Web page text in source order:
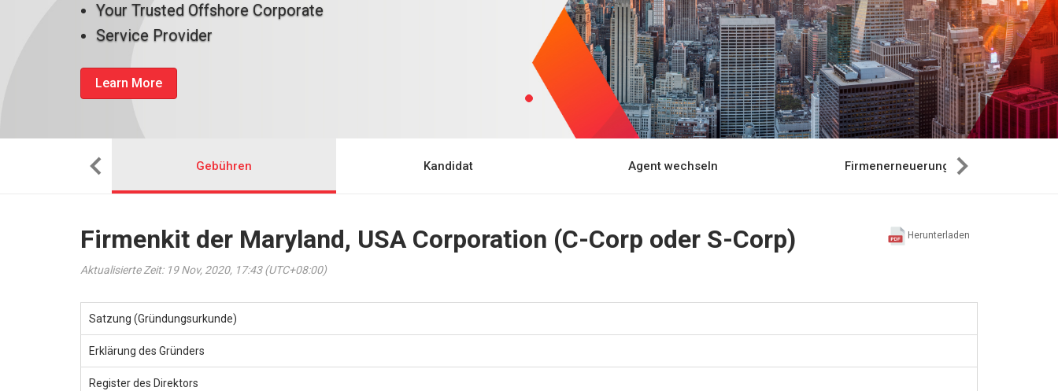
Your Trusted Offshore Corporate
Service Provider
Learn More
Gebühren Kandidat Agent wechseln Firmenerneuerung
Herunterladen
Firmenkit der Maryland, USA Corporation (C-Corp oder S-Corp)
Aktualisierte Zeit: 19 Nov, 2020, 17:43 (UTC+08:00)
Satzung (Gründungsurkunde)
Erklärung des Gründers
Register des Direktors